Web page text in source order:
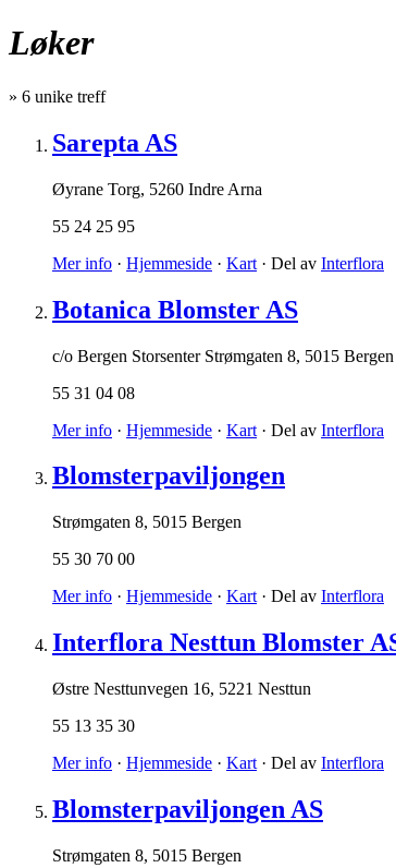
Løker
» 6 unike treff
Sarepta AS
Øyrane Torg, 5260 Indre Arna
55 24 25 95
Mer info · Hjemmeside · Kart · Del av Interflora
Botanica Blomster AS
c/o Bergen Storsenter Strømgaten 8, 5015 Bergen
55 31 04 08
Mer info · Hjemmeside · Kart · Del av Interflora
Blomsterpaviljongen
Strømgaten 8, 5015 Bergen
55 30 70 00
Mer info · Hjemmeside · Kart · Del av Interflora
Interflora Nesttun Blomster
Østre Nesttunvegen 16, 5221 Nesttun
55 13 35 30
Mer info · Hjemmeside · Kart · Del av Interflora
Blomsterpaviljongen AS
Strømgaten 8, 5015 Bergen